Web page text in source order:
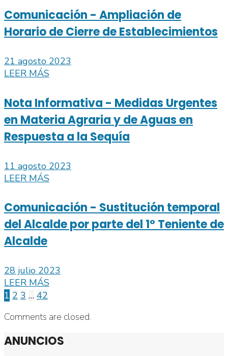
Comunicación - Ampliación de
Horario de Cierre de Establecimientos
21 agosto 2023
LEER MÁS
Nota Informativa - Medidas Urgentes
en Materia Agraria y de Aguas en
Respuesta a la Sequía
11 agosto 2023
LEER MÁS
Comunicación - Sustitución temporal
del Alcalde por parte del 1º Teniente de
Alcalde
28 julio 2023
LEER MÁS
1 2 3 … 42
Comments are closed.
ANUNCIOS